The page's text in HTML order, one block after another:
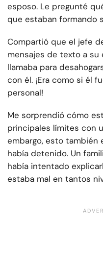
esposo. Le pregunté
que estaban formando
Compartió que el jefe
mensajes de texto a su
llamaba para
con él. ¡Era como si él
personal!
Me sorprendió cómo
principales límites con
embargo, esto también
había detenido. Un
había intentado
estaba mal en tantos